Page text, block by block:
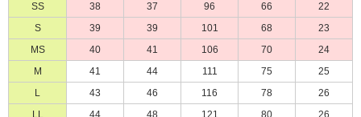
必須
SS
38 37 96 66
22
S
39 39 101 68
23
MS
40 41 106 70
24
M
41 44 111 75
25
L
43 46 116 78
26